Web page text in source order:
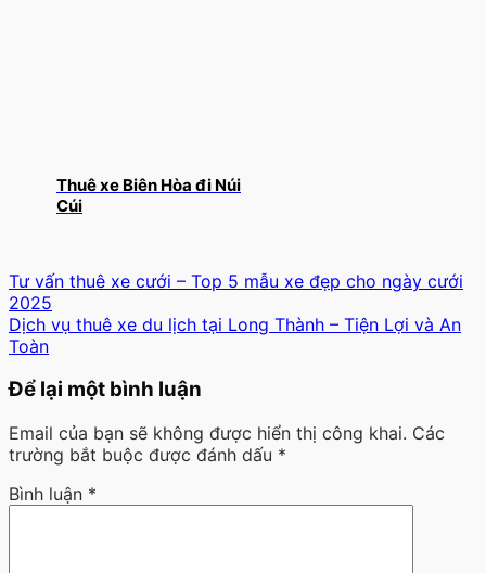
Thuê xe Biên Hòa đi Núi
Cúi
Tư vấn thuê xe cưới – Top 5 mẫu xe đẹp cho ngày cưới
2025
Dịch vụ thuê xe du lịch tại Long Thành – Tiện Lợi và An
Toàn
Để lại một bình luận
Email của bạn sẽ không được hiển thị công khai. Các
trường bắt buộc được đánh dấu *
Bình luận *